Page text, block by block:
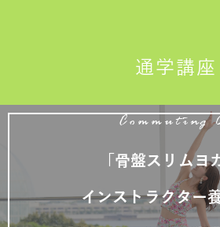
通学講座
Commuting
「骨盤スリムヨ
インストラクター